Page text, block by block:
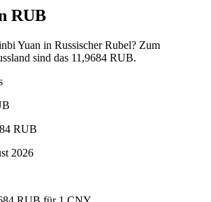
RUB
Yuan in Russischer Rubel? Zum
sind das 11,9684 RUB.
RUB
2026